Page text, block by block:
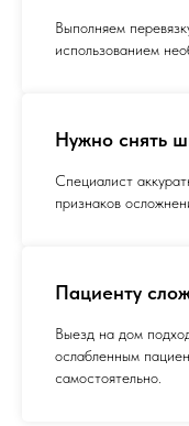
Выполняем
использованием
Нужно снять
Специалист
признаков
Пациенту
Выезд на дом
ослабленным
самостоятельно.